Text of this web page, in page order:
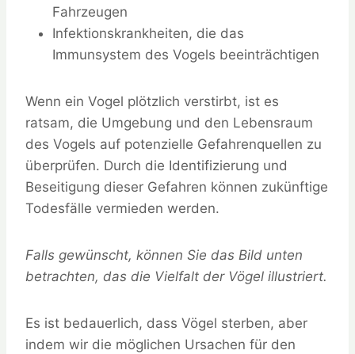
Fahrzeugen
Infektionskrankheiten, die das
Immunsystem des Vogels beeinträchtigen
Wenn ein Vogel plötzlich verstirbt, ist es
ratsam, die Umgebung und den Lebensraum
des Vogels auf potenzielle Gefahrenquellen zu
überprüfen. Durch die Identifizierung und
Beseitigung dieser Gefahren können zukünftige
Todesfälle vermieden werden.
Falls gewünscht, können Sie das Bild unten
betrachten, das die Vielfalt der Vögel illustriert.
Es ist bedauerlich, dass Vögel sterben, aber
indem wir die möglichen Ursachen für den